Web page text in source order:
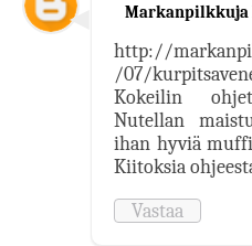
Markanpilkkuja
http://
/07/
Kokeilin
Nutellan
ihan hyviä
Kiitoksia
Vastaa